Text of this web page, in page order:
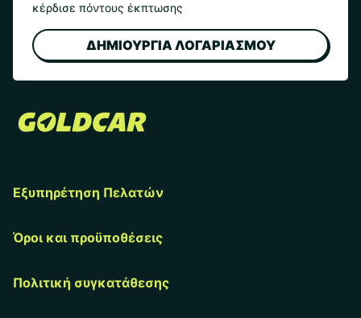
κέρδισε πόντους έκπτωσης
ΔΗΜΙΟΥΡΓΙΑ ΛΟΓΑΡΙΑΣΜΟΥ
Εξυπηρέτηση Πελατών
Όροι και προϋποθέσεις
Πολιτική συγκατάθεσης